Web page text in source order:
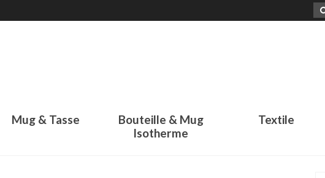
Mug & Tasse
Bouteille & Mug
Isotherme
Textile